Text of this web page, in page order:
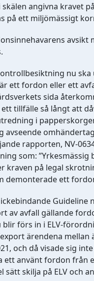
skälen angivna kravet
på ett miljömässigt
avsikt
nu
ett fordon eller ett
sida
tillfälle så långt att
i
avseende
rapporten, NV-
som:
kraven på legal
demonterade ett
Guideline
av avfall gällande
blir förs in i ELV-
ärendena mellan
och då visade sig
ett använt fordon från
sätt skilja på ELV och